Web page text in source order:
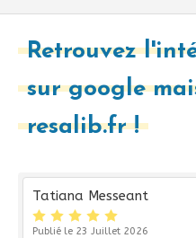
Retrouvez
sur google
resalib.fr !
Tatiana Messeant
Publié le 23 Juillet 2026